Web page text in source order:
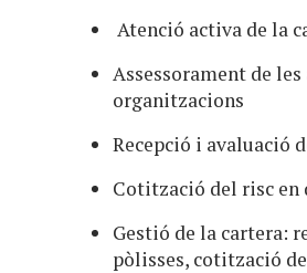
Atenció activa de la
Assessorament de
organitzacions
Recepció i avaluació
Cotització del risc en
Gestió de la cartera:
pòlisses, cotització